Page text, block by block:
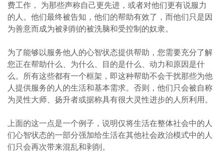
费工作， 为那些声称自己更先进，或者对他们更有说服力
的人。他们最终被告知，他们的帮助有效了，而他们只是因
为善意而成为被剥削的被洗脑和受控制的奴隶。
为了能够以服务他人的心智状态提供帮助，您需要充分了解
您正在帮助什么、为什么、目的是什么、动力和原因是什
么。所有这些都有一个框架，即这种帮助不会干扰那些为他
人提供服务的人的生活和基本需求。否则，他们只会被自称
为灵性大师、扬升者或据称具有很大灵性进步的人所利用。
上面的这一点是一个例子，说明仅将生活在整体社会中的人
们心智状态的一部分强加给生活在其他社会政治模式中的人
们只会再次带来混乱和剥削。